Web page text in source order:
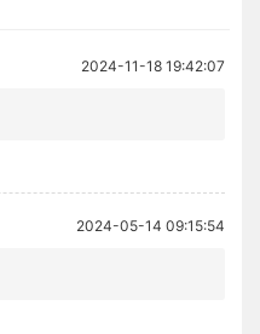
2024-11-18 19:42:07
2024-05-14 09:15:54